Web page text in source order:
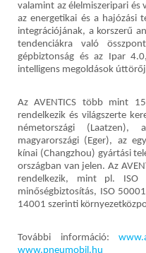
valamint az élelmiszeripari
az energetikai és a hajózási
integrációjának, a korszerű
tendenciákra való
gépbiztonság és az Ipar
intelligens megoldások
Az AVENTICS több mint
rendelkezik és világszerte
németországi (Laatzen),
magyarországi (Eger), az
kínai (Changzhou) gyártási
országban van jelen. Az
rendelkezik, mint pl. ISO
minőségbiztosítás, ISO
14001 szerinti
További információ:
www.pneumobil.hu